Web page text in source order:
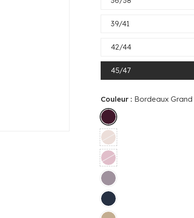
39/41
42/44
45/47
Couleur : Bordeaux Grand